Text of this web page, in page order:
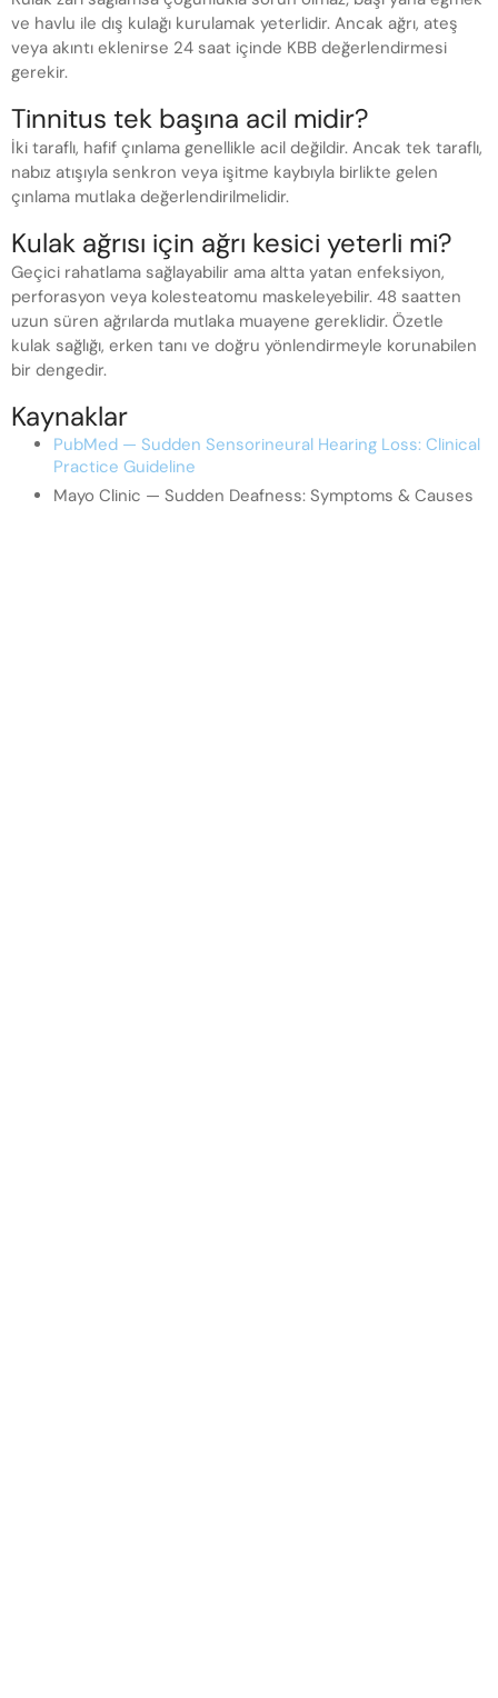
ve havlu ile dış kulağı kurulamak yeterlidir. Ancak ağrı, ateş
veya akıntı eklenirse 24 saat içinde KBB değerlendirmesi
gerekir.
Tinnitus tek başına acil midir?
İki taraflı, hafif çınlama genellikle acil değildir. Ancak tek taraflı,
nabız atışıyla senkron veya işitme kaybıyla birlikte gelen
çınlama mutlaka değerlendirilmelidir.
Kulak ağrısı için ağrı kesici yeterli mi?
Geçici rahatlama sağlayabilir ama altta yatan enfeksiyon,
perforasyon veya kolesteatomu maskeleyebilir. 48 saatten
uzun süren ağrılarda mutlaka muayene gereklidir. Özetle
kulak sağlığı, erken tanı ve doğru yönlendirmeyle korunabilen
bir dengedir.
Kaynaklar
PubMed — Sudden Sensorineural Hearing Loss: Clinical
Practice Guideline
Mayo Clinic — Sudden Deafness: Symptoms & Causes